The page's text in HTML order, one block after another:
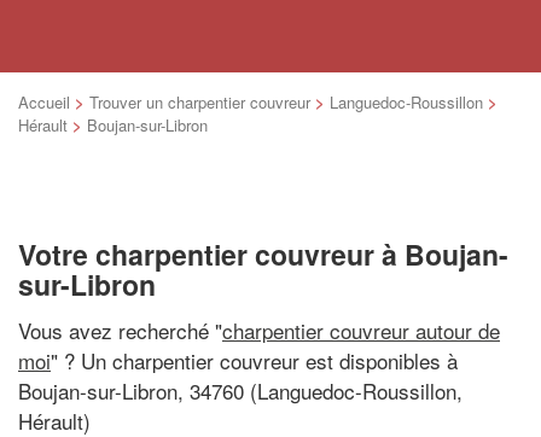
Accueil > Trouver un charpentier couvreur > Languedoc-Roussillon >
Hérault > Boujan-sur-Libron
Votre charpentier couvreur à Boujan-
sur-Libron
Vous avez recherché "charpentier couvreur autour de
moi" ? Un charpentier couvreur est disponibles à
Boujan-sur-Libron, 34760 (Languedoc-Roussillon,
Hérault)